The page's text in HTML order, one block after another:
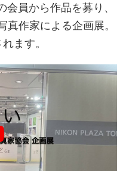
会員から作品を募り、
作家による企画展。
ます。